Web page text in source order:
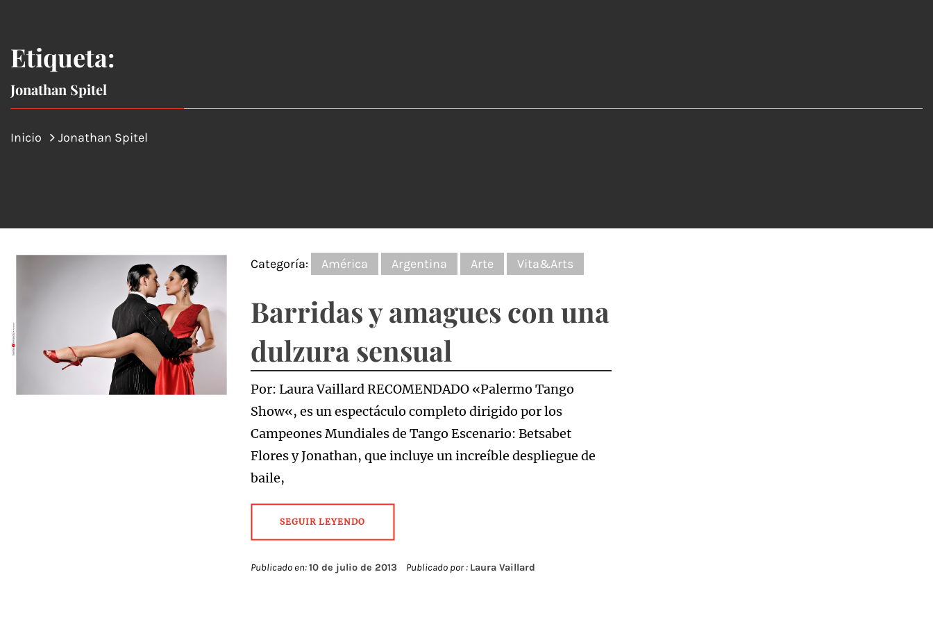
Etiqueta:
Jonathan Spitel
Inicio Jonathan Spitel
Categoría: América Argentina Arte Vita&Arts
Barridas y amagues con una
dulzura sensual
Por: Laura Vaillard RECOMENDADO «Palermo Tango
Show«, es un espectáculo completo dirigido por los
Campeones Mundiales de Tango Escenario: Betsabet
Flores y Jonathan, que incluye un increíble despliegue de
baile,
SEGUIR LEYENDO
Publicado en:10 de julio de 2013 Publicado por : Laura Vaillard